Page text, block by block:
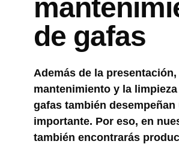
de gafas
Además de la presentación,
mantenimiento y la
gafas también desempeñan
importante. Por eso, en
también encontrarás